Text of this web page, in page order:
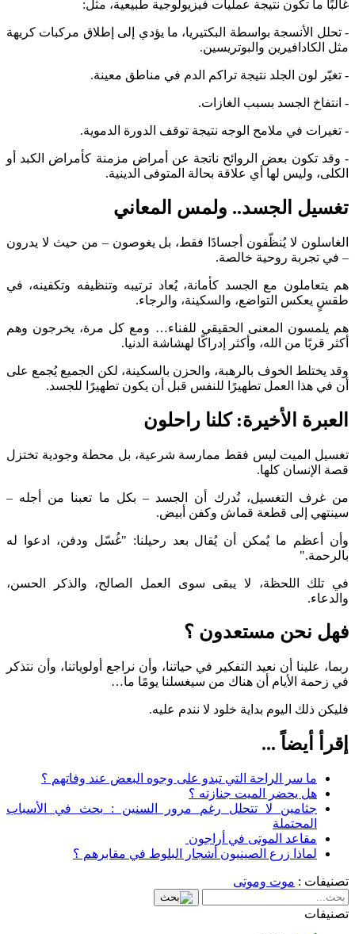
غالبًا ما تكون نتيجة عمليات فيزيولوجية طبيعية، مثل:
- تحلل الأنسجة بواسطة البكتيريا، ما يؤدي إلى إطلاق مركبات كريهة
مثل الكادافيرين والبوتريسين.
- تغيّر لون الجلد نتيجة تراكم الدم في مناطق معينة.
- انتفاخ الجسد بسبب الغازات.
- تغيرات في ملامح الوجه نتيجة توقف الدورة الدموية.
- وقد تكون بعض الروائح ناتجة عن أمراض مزمنة كأمراض الكبد أو
الكلى، وليس لها أي علاقة بحالة المتوفى الدينية.
تغسيل الجسد.. ولمس المعاني
الغاسلون لا يُنظّفون أجسادًا فقط، بل يغوصون – من حيث لا يدرون
– في تجربة روحية خالصة.
هم يتعاملون مع الجسد كأمانة، يُعاد ترتيبه وتنظيفه وتكفينه، في
طقسٍ يعكس التواضع، والسكينة، والرجاء.
هم يلمسون المعنى الحقيقي للفناء… ومع كل مرة، يخرجون وهم
أكثر قربًا من الله، وأكثر إدراكًا لهشاشة الدنيا.
وقد يختلط الخوف بالرهبة، والحزن بالسكينة، لكن الجميع يُجمع على
أن في هذا العمل تطهيرًا للنفس قبل أن يكون تطهيرًا للجسد.
العبرة الأخيرة: كلنا راحلون
تغسيل الميت ليس فقط ممارسة شرعية، بل محطة وجودية تختزل
قصة الإنسان كلها.
من غرف التغسيل، نُدرك أن الجسد – بكل ما تعبنا من أجله –
سينتهي إلى قطعة قماش وكفن أبيض.
وأن أعظم ما يُمكن أن يُقال بعد رحيلنا: "غُسّل ودفن، ادعوا له
بالرحمة."
في تلك اللحظة، لا يبقى سوى العمل الصالح، والذكر الحسن،
والدعاء.
فهل نحن مستعدون ؟
ربما، علينا أن نعيد التفكير في حياتنا، وأن نراجع أولوياتنا، وأن نتذكر
في زحمة الأيام أن هناك من سيغسلنا يومًا ما…
فليكن ذلك اليوم بداية خلود لا نندم عليه.
إقرأ أيضاً ...
ما سر الراحة التي تبدو على وجوه البعض عند وفاتهم ؟
هل يحضر الميت جنازته ؟
جثامين لا تتحلل رغم مرور السنين : بحث في الأسباب
المحتملة
مقاعد الموتى في أراجون
لماذا زرع الصينيون أشجار البلوط في مقابرهم ؟
تصنيفات : موت وموتى
تصنيفات